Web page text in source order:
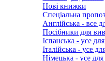
Нові книжки
Спеціальна
Англійська - все
Посібники для
Іспанська - усе
Італійська - усе
Німецька - усе